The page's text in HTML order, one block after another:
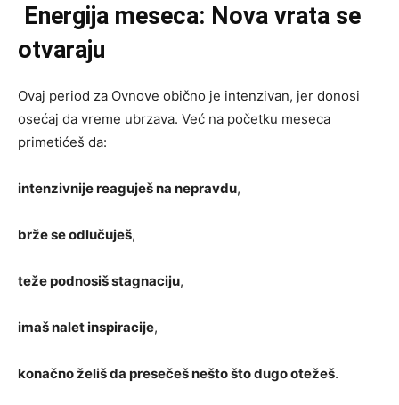
Energija meseca: Nova vrata se
otvaraju
Ovaj period za Ovnove obično je intenzivan, jer donosi
osećaj da vreme ubrzava. Već na početku meseca
primetićeš da:
intenzivnije reaguješ na nepravdu,
brže se odlučuješ,
teže podnosiš stagnaciju,
imaš nalet inspiracije,
konačno želiš da presečeš nešto što dugo otežeš.